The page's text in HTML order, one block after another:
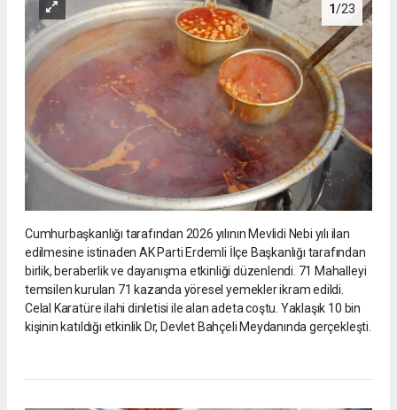
1/23
Cumhurbaşkanlığı tarafından 2026 yılının Mevlidi Nebi yılı ilan
edilmesine istinaden AK Parti Erdemli İlçe Başkanlığı tarafından
birlik, beraberlik ve dayanışma etkinliği düzenlendi. 71 Mahalleyi
temsilen kurulan 71 kazanda yöresel yemekler ikram edildi.
Celal Karatüre ilahi dinletisi ile alan adeta coştu. Yaklaşık 10 bin
kişinin katıldığı etkinlik Dr, Devlet Bahçeli Meydanında gerçekleşti.